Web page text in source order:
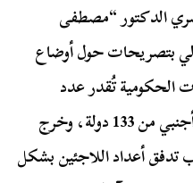
الدكتور “مصطفى
بتصريحات حول أوضاع
الحكومية تُقدر عدد
اللاجئين في مصر بنحو 9 ملايين أجنبي من 133 دولة، وخرج
أعداد اللاجئين بشكل